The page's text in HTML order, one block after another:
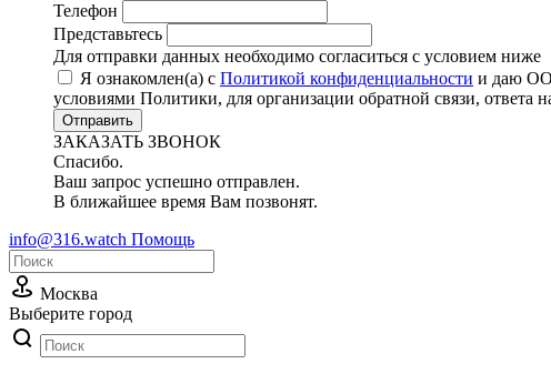
Телефон
Представьтесь
Для отправки данных необходимо согласиться с условием ниже
Я ознакомлен(а) с Политикой конфиденциальности и даю
условиями Политики, для организации обратной связи,
Отправить
ЗАКАЗАТЬ ЗВОНОК
Спасибо.
Ваш запрос успешно отправлен.
В ближайшее время Вам позвонят.
info@316.watch Помощь
Москва
Выберите город